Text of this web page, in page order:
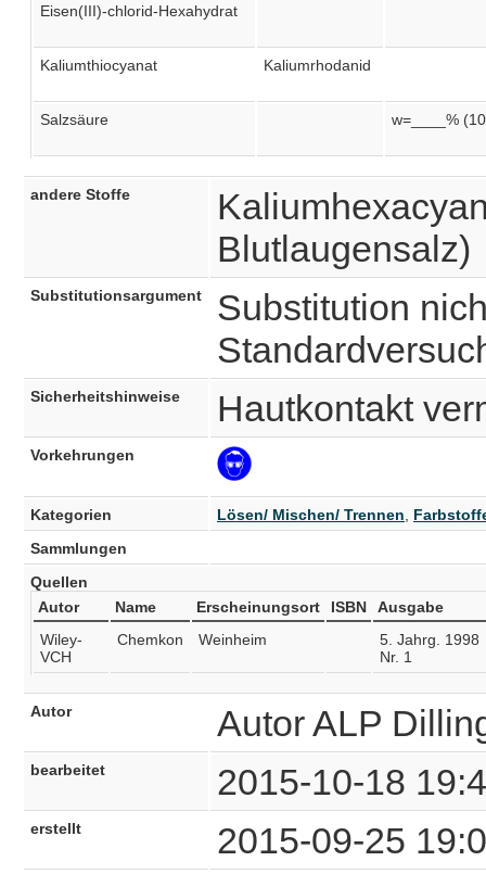
Eisen(III)-chlorid-Hexahydrat
Kaliumthiocyanat Kaliumrhodanid
Salzsäure w=____%
andere Stoffe
Blutlaugensalz)
Substitutionsargument
Substitution
Sicherheitshinweise Hautkontakt
Vorkehrungen
Kategorien Lösen/ Mischen/ Trennen
Sammlungen
Quellen
Autor
Name Erscheinungsort ISBN
Ausgabe
Wiley-
VCH
Chemkon Weinheim
5. Jahrg. 1998
Nr. 1
Autor Autor ALP
bearbeitet 2015-10-18
erstellt 2015-09-25